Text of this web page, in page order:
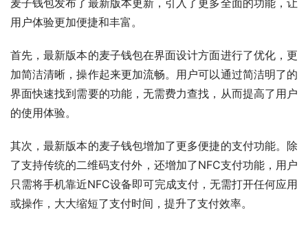
用户体验更加便捷和丰富。
首先，最新版本的麦子钱包在界面设计方面进行了优化，更
加简洁清晰，操作起来更加流畅。用户可以通过简洁明了的
界面快速找到需要的功能，无需费力查找，从而提高了用户
的使用体验。
其次，最新版本的麦子钱包增加了更多便捷的支付功能。除
了支持传统的二维码支付外，还增加了NFC支付功能，用户
只需将手机靠近NFC设备即可完成支付，无需打开任何应用
或操作，大大缩短了支付时间，提升了支付效率。